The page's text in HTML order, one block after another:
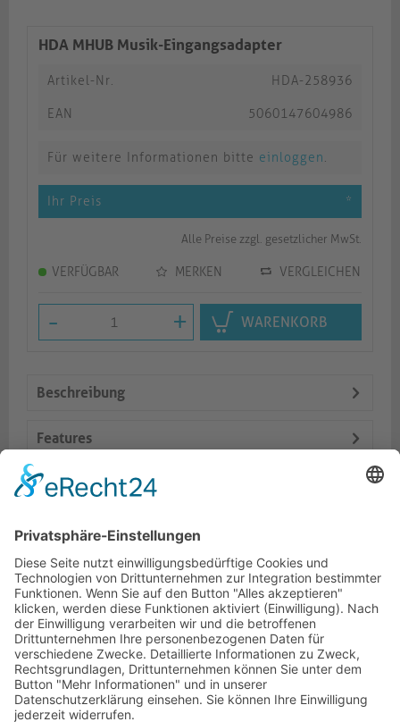
HDA MHUB Musik-Eingangsadapter
Artikel-Nr. HDA-258936
EAN 5060147604986
Für weitere Informationen bitte einloggen.
Ihr Preis *
Alle Preise zzgl. gesetzlicher MwSt.
VERFÜGBAR MERKEN VERGLEICHEN
- + WARENKORB
Beschreibung
Features
Logistik
Dokumente
Ähnliche Artikel
HOTLINE
ONEAV.EU